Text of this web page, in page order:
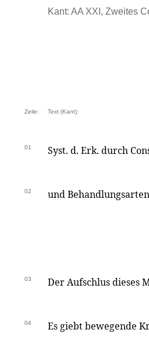
Kant: AA XXI, Zweites
Zeile: Text (Kant):
01 Syst. d. Erk. durch
02 und
03 Der Aufschlus dieses
04 Es giebt bewegende